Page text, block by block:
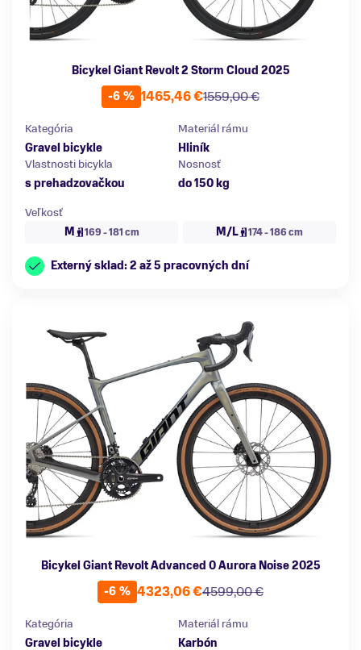
Bicykel Giant Revolt 2 Storm Cloud 2025
-6 %
1559,00 €
1465,46 €
Kategória
Gravel bicykle
Materiál rámu
Hliník
Vlastnosti bicykla
s prehadzovačkou
Nosnosť
do 150 kg
Veľkosť
M
169 - 181 cm M/L 174 - 186 cm
Externý sklad: 2 až 5 pracovných dní
Bicykel Giant Revolt Advanced 0 Aurora Noise 2025
-6 %
4599,00 €
4323,06 €
Kategória
Gravel bicykle
Materiál rámu
Karbón